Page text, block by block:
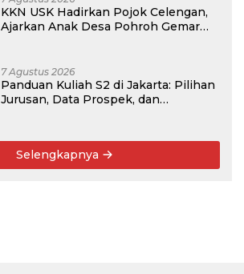
KKN USK Hadirkan Pojok Celengan,
Ajarkan Anak Desa Pohroh Gemar
7 Agustus 2026
Panduan Kuliah S2 di Jakarta: Pilihan
Jurusan, Data Prospek, dan
Selengkapnya